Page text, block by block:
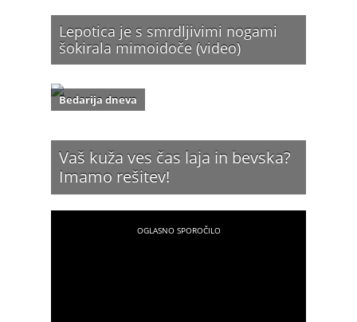
Lepotica je s smrdljivimi nogami
šokirala mimoidoče (video)
Vaš kuža ves čas laja in bevska?
Imamo rešitev!
Bedarija dneva